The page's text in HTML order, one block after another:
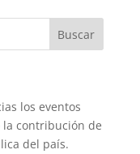
los eventos
la contribución de
del país.